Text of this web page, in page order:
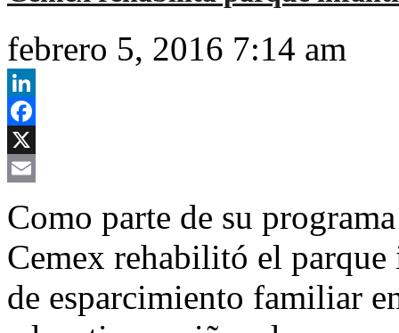
febrero 5, 2016 7:14 am
LinkedIn
Facebook
X
Como parte de su
Cemex rehabilitó el
de esparcimiento familiar